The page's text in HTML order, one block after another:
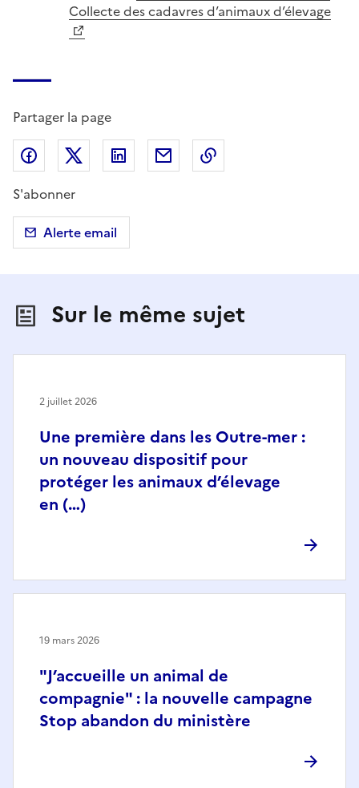
Collecte des cadavres d’animaux d’élevage
Partager la page
Partager sur Facebook
Partager sur X (anciennement Twitter)
Partager sur LinkedIn
Partager par email
S'abonner
Alerte email
Sur le même sujet
Une première dans les Outre-mer :
un nouveau dispositif pour
protéger les animaux d’élevage
en (…)
2 juillet 2026
"J’accueille un animal de
compagnie" : la nouvelle campagne
Stop abandon du ministère
19 mars 2026